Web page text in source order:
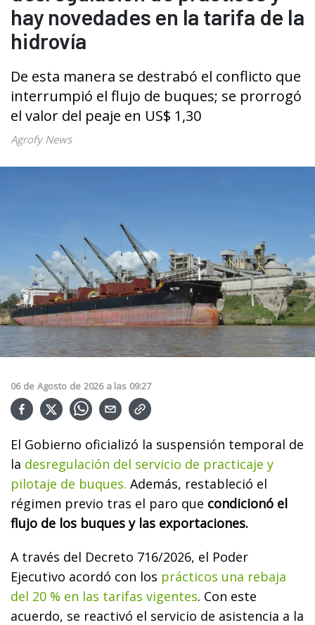
hay novedades en la tarifa de la
hidrovía
De esta manera se destrabó el conflicto que
interrumpió el flujo de buques; se prorrogó
el valor del peaje en US$ 1,30
Agrofy News
06 de Agosto de 2026 a las 09:27
El Gobierno oficializó la suspensión temporal de
la desregulación del servicio de practicaje y
pilotaje de buques. Además, restableció el
régimen previo tras el paro que condicionó el
flujo de los buques y las exportaciones.
A través del Decreto 716/2026, el Poder
Ejecutivo acordó con los prácticos una rebaja
del 20 % en las tarifas vigentes. Con este
acuerdo, se reactivó el servicio de asistencia a la